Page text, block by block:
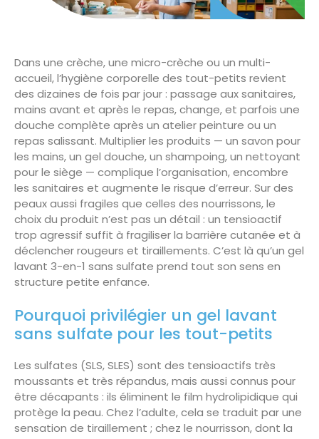
Dans une crèche, une micro-crèche ou un multi-
accueil, l’hygiène corporelle des tout-petits revient
des dizaines de fois par jour : passage aux sanitaires,
mains avant et après le repas, change, et parfois une
douche complète après un atelier peinture ou un
repas salissant. Multiplier les produits — un savon pour
les mains, un gel douche, un shampoing, un nettoyant
pour le siège — complique l’organisation, encombre
les sanitaires et augmente le risque d’erreur. Sur des
peaux aussi fragiles que celles des nourrissons, le
choix du produit n’est pas un détail : un tensioactif
trop agressif suffit à fragiliser la barrière cutanée et à
déclencher rougeurs et tiraillements. C’est là qu’un gel
lavant 3-en-1 sans sulfate prend tout son sens en
structure petite enfance.
Pourquoi privilégier un gel lavant
sans sulfate pour les tout-petits
Les sulfates (SLS, SLES) sont des tensioactifs très
moussants et très répandus, mais aussi connus pour
être décapants : ils éliminent le film hydrolipidique qui
protège la peau. Chez l’adulte, cela se traduit par une
sensation de tiraillement ; chez le nourrisson, dont la